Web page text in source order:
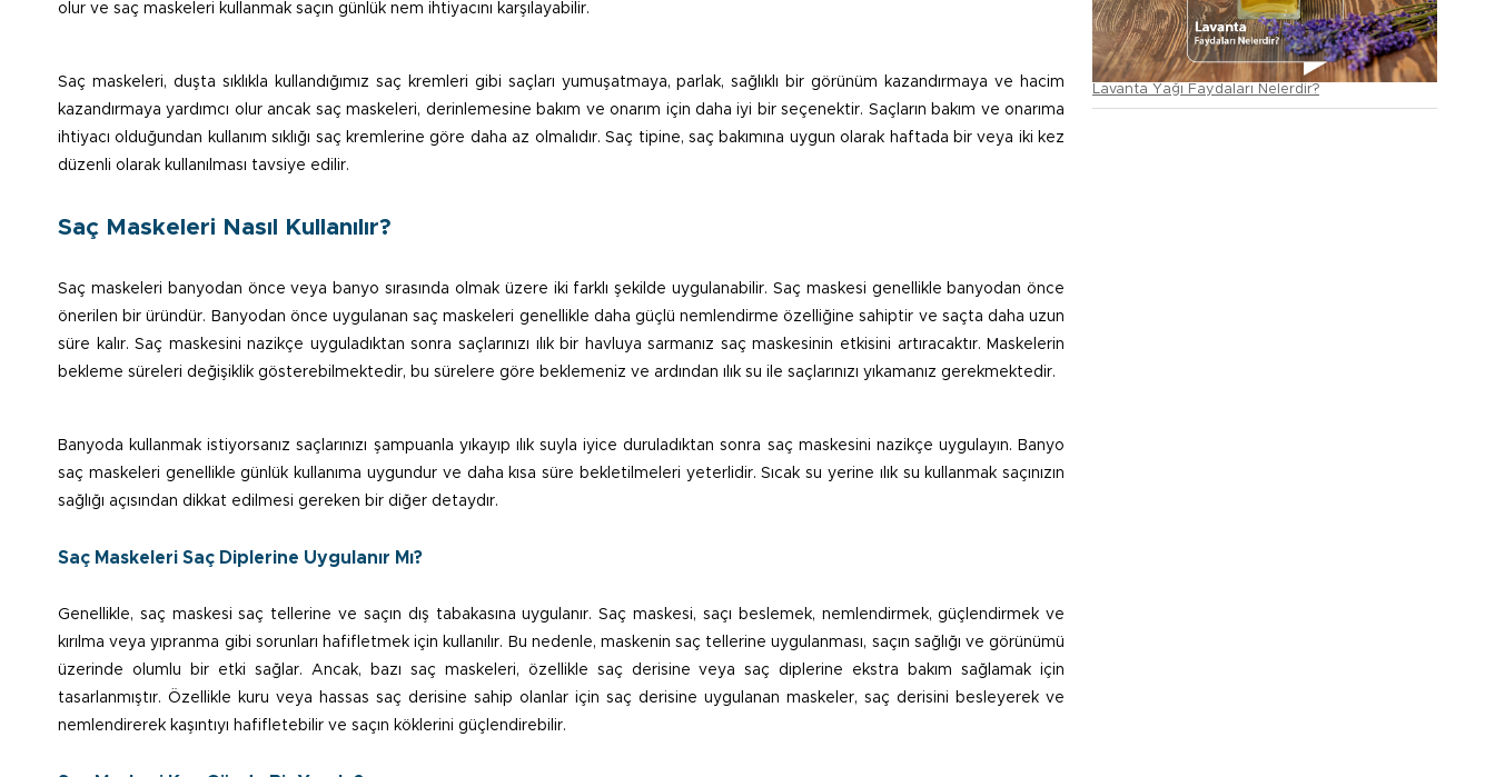
olur ve saç maskeleri kullanmak saçın günlük nem ihtiyacını karşılayabilir.
Saç maskeleri, duşta sıklıkla kullandığımız saç kremleri gibi saçları yumuşatmaya, parlak, sağlıklı bir görünüm kazandırmaya ve hacim
kazandırmaya yardımcı olur ancak saç maskeleri, derinlemesine bakım ve onarım için daha iyi bir seçenektir. Saçların bakım ve onarıma
ihtiyacı olduğundan kullanım sıklığı saç kremlerine göre daha az olmalıdır. Saç tipine, saç bakımına uygun olarak haftada bir veya iki kez
düzenli olarak kullanılması tavsiye edilir.
Saç Maskeleri Nasıl Kullanılır?
Saç maskeleri banyodan önce veya banyo sırasında olmak üzere iki farklı şekilde uygulanabilir. Saç maskesi genellikle banyodan önce
önerilen bir üründür. Banyodan önce uygulanan saç maskeleri genellikle daha güçlü nemlendirme özelliğine sahiptir ve saçta daha uzun
süre kalır. Saç maskesini nazikçe uyguladıktan sonra saçlarınızı ılık bir havluya sarmanız saç maskesinin etkisini artıracaktır. Maskelerin
bekleme süreleri değişiklik gösterebilmektedir, bu sürelere göre beklemeniz ve ardından ılık su ile saçlarınızı yıkamanız gerekmektedir.
Banyoda kullanmak istiyorsanız saçlarınızı şampuanla yıkayıp ılık suyla iyice duruladıktan sonra saç maskesini nazikçe uygulayın. Banyo
saç maskeleri genellikle günlük kullanıma uygundur ve daha kısa süre bekletilmeleri yeterlidir. Sıcak su yerine ılık su kullanmak saçınızın
sağlığı açısından dikkat edilmesi gereken bir diğer detaydır.
Saç Maskeleri Saç Diplerine Uygulanır Mı?
Genellikle, saç maskesi saç tellerine ve saçın dış tabakasına uygulanır. Saç maskesi, saçı beslemek, nemlendirmek, güçlendirmek ve
kırılma veya yıpranma gibi sorunları hafifletmek için kullanılır. Bu nedenle, maskenin saç tellerine uygulanması, saçın sağlığı ve görünümü
üzerinde olumlu bir etki sağlar. Ancak, bazı saç maskeleri, özellikle saç derisine veya saç diplerine ekstra bakım sağlamak için
tasarlanmıştır. Özellikle kuru veya hassas saç derisine sahip olanlar için saç derisine uygulanan maskeler, saç derisini besleyerek ve
nemlendirerek kaşıntıyı hafifletebilir ve saçın köklerini güçlendirebilir.
Lavanta Yağı Faydaları Nelerdir?